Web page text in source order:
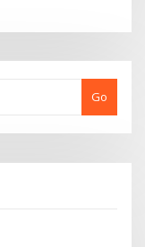
Go